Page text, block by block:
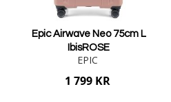
Epic Airwave Neo 75cm L
IbisROSE
EPIC
1 799 KR